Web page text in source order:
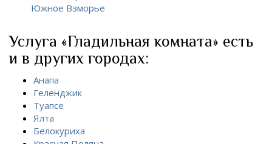
Южное Взморье
Услуга «Гладильная комната» есть
и в других городах:
Анапа
Геленджик
Туапсе
Ялта
Белокуриха